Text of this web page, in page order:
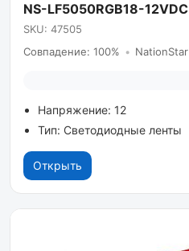
NS-LF5050RGB18-12VDC
SKU: 47505
Совпадение: 100% • NationStar
Напряжение: 12
Тип: Светодиодные ленты
Открыть